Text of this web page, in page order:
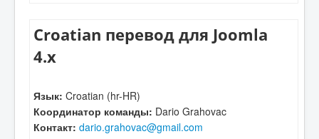
Croatian перевод для Joomla
4.x
Язык: Croatian (hr-HR)
Координатор команды: Dario Grahovac
Контакт: dario.grahovac@gmail.com